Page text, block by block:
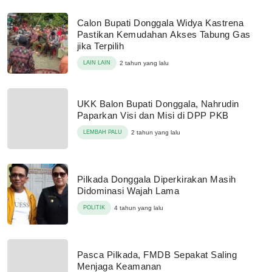
Calon Bupati Donggala Widya Kastrena
Pastikan Kemudahan Akses Tabung Gas
jika Terpilih
LAIN LAIN 2 tahun yang lalu
UKK Balon Bupati Donggala, Nahrudin
Paparkan Visi dan Misi di DPP PKB
LEMBAH PALU 2 tahun yang lalu
Pilkada Donggala Diperkirakan Masih
Didominasi Wajah Lama
POLITIK 4 tahun yang lalu
Pasca Pilkada, FMDB Sepakat Saling
Menjaga Keamanan